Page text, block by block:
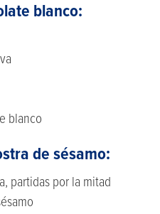
blanco:
blanco
de sésamo:
partidas por la mitad